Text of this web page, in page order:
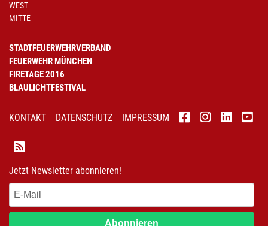
WEST
MITTE
STADTFEUERWEHRVERBAND
FEUERWEHR MÜNCHEN
FIRETAGE 2016
BLAULICHTFESTIVAL
KONTAKT DATENSCHUTZ IMPRESSUM
Jetzt Newsletter abonnieren!
Abonnieren